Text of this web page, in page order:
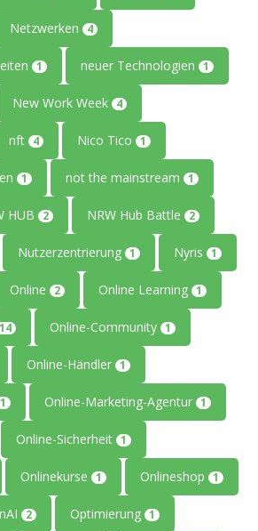
Netzwerken 4
1 neuer Technologien 1
New Work Week 4
nft 4 Nico Tico 1
1 not the mainstream 1
HUB 2 NRW Hub Battle 2
Nutzerzentrierung 1 Nyris 1
Online 2 Online Learning 1
14 Online-Community 1
Online-Händler 1
1 Online-Marketing-Agentur 1
Online-Sicherheit 1
Onlinekurse 1 Onlineshop 1
2 Optimierung 1